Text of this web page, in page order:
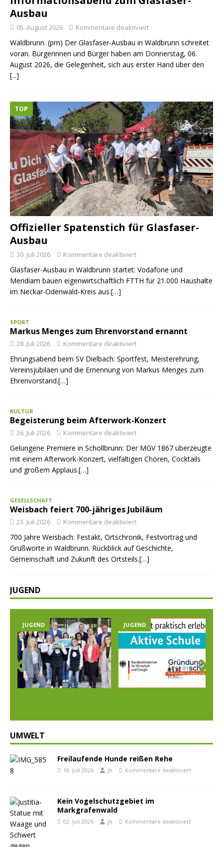
Ausbau
05. August 2026 Kommentare deaktiviert
Waldbrunn. (pm) Der Glasfaser-Ausbau in Waldbrunn schreitet
voran. Bürgerinnen und Bürger haben am Donnerstag, 06.
August 2026, die Gelegenheit, sich aus erster Hand über den
[...]
Offizieller Spatenstich für Glasfaser-
Ausbau
TOP
30. Juli 2026 Kommentare deaktiviert
Glasfaser-Ausbau in Waldbrunn startet: Vodafone und
Meridiam bauen eigenwirtschaftlich FTTH für 21.000 Haushalte
im Neckar-Odenwald-Kreis aus.[…]
SPORT
Markus Menges zum Ehrenvorstand ernannt
28. Juli 2026 Kommentare deaktiviert
Ehrungsabend beim SV Dielbach: Sportfest, Meisterehrung,
Vereinsjubiläen und die Ernennung von Markus Menges zum
Ehrenvorstand.[…]
KULTUR
Begeisterung beim Afterwork-Konzert
26. Juli 2026 Kommentare deaktiviert
Gelungene Premiere in Schollbrunn: Der MGV 1867 überzeugte
mit einem Afterwork-Konzert, vielfältigen Chören, Cocktails
und großem Applaus.[…]
GESELLSCHAFT
Weisbach feiert 700-jähriges Jubiläum
23. Juli 2026 Kommentare deaktiviert
700 Jahre Weisbach: Festakt, Ortschronik, Festvortrag und
Grußworte in Waldbrunn. Rückblick auf Geschichte,
Gemeinschaft und Zukunft des Ortsteils.[…]
JUGEND
JUGEND JUGEND
Prev
ious
UMWELT
Freilaufende Hunde reißen Rehe
10. Juli 2026 jh Kommentare deaktiviert
Kein Vogelschutzgebiet im
Markgrafenwald
02. Juli 2026 jh Kommentare deaktiviert